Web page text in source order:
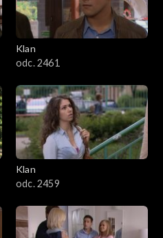
Klan
odc. 2461
Klan
odc. 2459